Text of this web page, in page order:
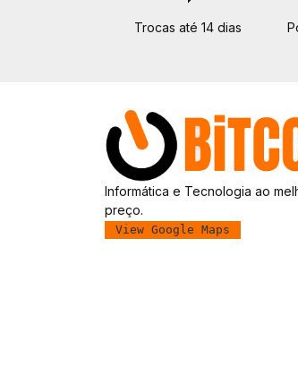
Trocas até 14 dias
Informática e Tecnologia ao
preço.
View Google Maps